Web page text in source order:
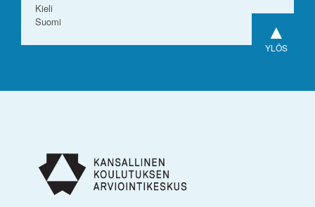
Kieli
Suomi
▲
YLÖS